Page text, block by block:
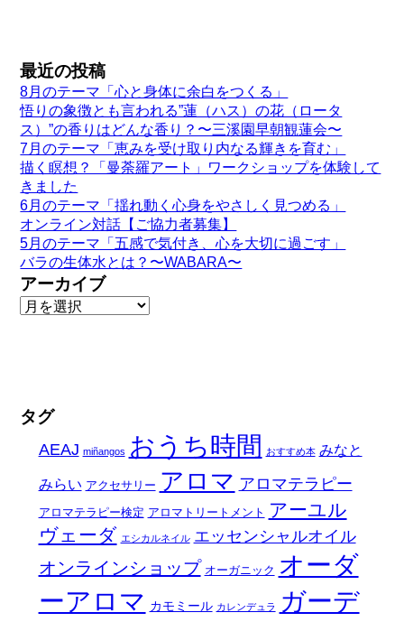
最近の投稿
8月のテーマ「心と身体に余白をつくる」
悟りの象徴とも言われる”蓮（ハス）の花（ロータ
ス）”の香りはどんな香り？〜三溪園早朝観蓮会〜
7月のテーマ「恵みを受け取り内なる輝きを育む」
描く瞑想？「曼荼羅アート」ワークショップを体験して
きました
6月のテーマ「揺れ動く心身をやさしく見つめる」
オンライン対話【ご協力者募集】
5月のテーマ「五感で気付き、心を大切に過ごす」
バラの生体水とは？〜WABARA〜
アーカイブ
タグ
AEAJ miñangos おうち時間 おすすめ本 みなと
みらい アクセサリー アロマ アロマテラピー
アロマテラピー検定 アロマトリートメント アーユル
ヴェーダ エシカルネイル エッセンシャルオイル
オンラインショップ オーガニック オーダ
ーアロマ カモミール カレンデュラ
ガーデ